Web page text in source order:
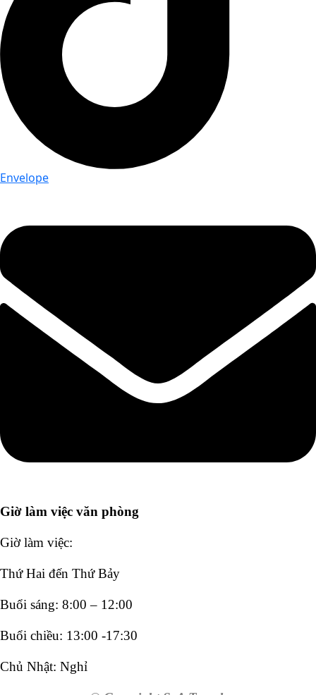
Envelope
Giờ làm việc văn phòng
Giờ làm việc:
Thứ Hai đến Thứ Bảy
Buổi sáng: 8:00 – 12:00
Buổi chiều: 13:00 -17:30
Chủ Nhật: Nghỉ